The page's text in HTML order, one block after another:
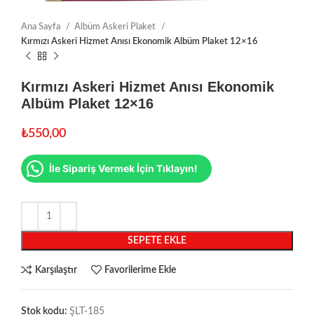
Ana Sayfa
Albüm Askeri Plaket
Kırmızı Askeri Hizmet Anısı Ekonomik Albüm Plaket 12×16
Kırmızı Askeri Hizmet Anısı Ekonomik
Albüm Plaket 12×16
₺550,00
İle Sipariş Vermek İçin Tıklayın!
SEPETE EKLE
Karşılaştır Favorilerime Ekle
Stok kodu: ŞLT-185